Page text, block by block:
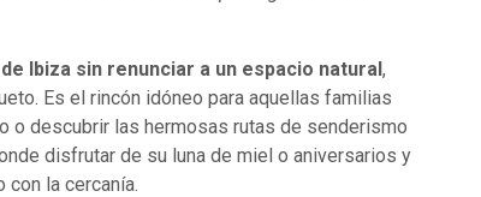
Ibiza sin renunciar a un espacio natural,
Es el rincón idóneo para aquellas familias
o descubrir las hermosas rutas de senderismo
disfrutar de su luna de miel o aniversarios y
con la cercanía.